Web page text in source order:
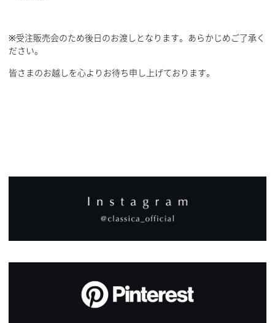
※受注販売会のため後日のお渡しとなります。あらかじめご了承く
ださい。
皆さまのお越しを心よりお待ち申し上げております。